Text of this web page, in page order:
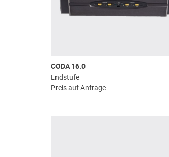
CODA 16.0
Endstufe
Preis auf Anfrage